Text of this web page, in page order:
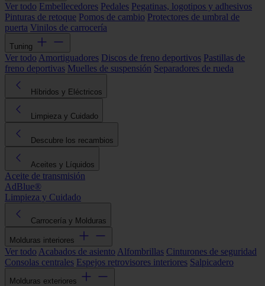
Ver todo Embellecedores Pedales Pegatinas, logotipos y adhesivos
Pinturas de retoque Pomos de cambio Protectores de umbral de
puerta Vinilos de carrocería
Tuning
Ver todo Amortiguadores Discos de freno deportivos Pastillas de
freno deportivas Muelles de suspensión Separadores de rueda
Híbridos y Eléctricos
Limpieza y Cuidado
Descubre los recambios
Aceites y Líquidos
Aceite de transmisión
AdBlue®
Limpieza y Cuidado
Carrocería y Molduras
Molduras interiores
Ver todo Acabados de asiento Alfombrillas Cinturones de seguridad
Consolas centrales Espejos retrovisores interiores Salpicadero
Molduras exteriores